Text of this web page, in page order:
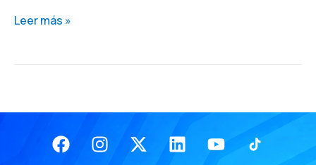
Leer más »
FacebookInstagram
X-
twitter
LinkedinYoutube